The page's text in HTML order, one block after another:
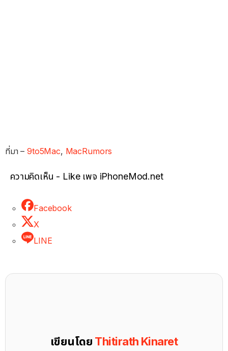
ที่มา –9to5Mac, MacRumors
ความคิดเห็น - Like เพจ iPhoneMod.net
Facebook
X
LINE
เขียนโดย Thitirath Kinaret